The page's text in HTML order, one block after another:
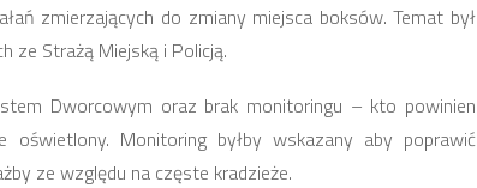
zmierzających do zmiany miejsca boksów. Temat był
ze Strażą Miejską i Policją.
Dworcowym oraz brak monitoringu – kto powinien
oświetlony. Monitoring byłby wskazany aby poprawić
ze względu na częste kradzieże.